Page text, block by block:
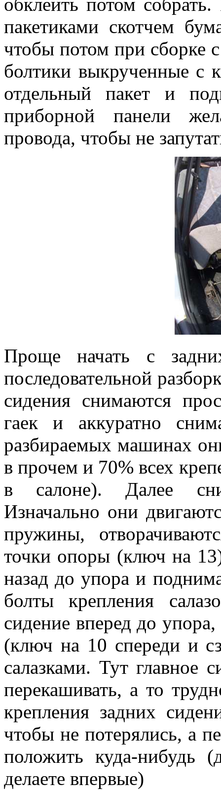
обклеить потом
пакетиками скотчем
чтобы потом при сборке
болтики выкрученные с
отдельный пакет и
приборной панели
провода, чтобы не
Проще начать с
последовательной
сидения снимаются
гаек и аккуратно
разбираемых машинах
в прочем и 70% всех
в салоне). Далее
Изначально они
пружины,
точки опоры (ключ на
назад до упора и
болты крепления
сидение вперед до
(ключ на 10 спереди и
салазками. Тут главное
перекашивать, а то
крепления задних
чтобы не потерялись, а
положить куда-нибудь
делаете впервые)